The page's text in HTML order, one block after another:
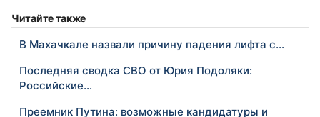
Читайте также
В Махачкале назвали причину падения лифта с…
Последняя сводка СВО от Юрия Подоляки:
Российские…
Преемник Путина: возможные кандидатуры и